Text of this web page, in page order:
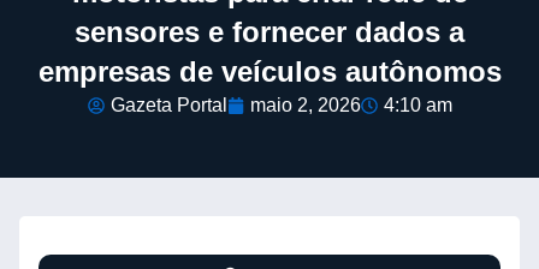
sensores e fornecer dados a
empresas de veículos autônomos
Gazeta Portal maio 2, 2026 4:10 am